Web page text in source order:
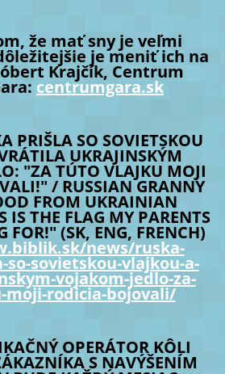
že mať sny je veľmi
je meniť ich na
Krajčík, Centrum
centrumgara.sk
PRIŠLA SO SOVIETSKOU
UKRAJINSKÝM
"ZA TÚTO VLAJKU MOJI
/ RUSSIAN GRANNY
FROM UKRAINIAN
IS THE FLAG MY PARENTS
FOR!" (SK, ENG, FRENCH)
news/ruska-
so-sovietskou-vlajkou-a-
vojakom-jedlo-za-
rodicia-bojovali/
OPERÁTOR KÔLI
S NAVÝŠENÍM